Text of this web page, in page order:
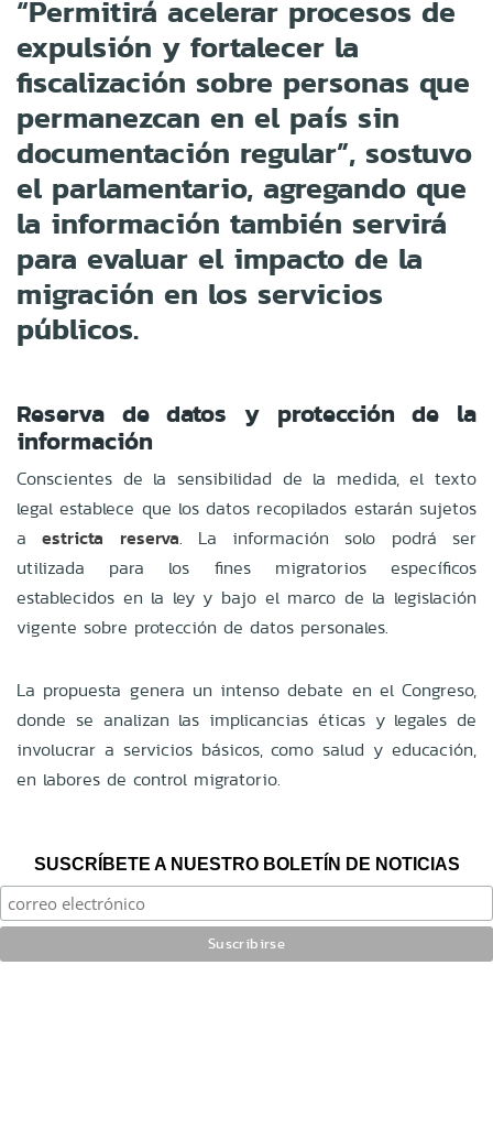
“Permitirá acelerar procesos de
expulsión y fortalecer la
fiscalización sobre personas que
permanezcan en el país sin
documentación regular”, sostuvo
el parlamentario, agregando que
la información también servirá
para evaluar el impacto de la
migración en los servicios
públicos.
Reserva de datos y protección de la
información
Conscientes de la sensibilidad de la medida, el texto
legal establece que los datos recopilados estarán sujetos
aestricta reserva. La información solo podrá ser
utilizada para los fines migratorios específicos
establecidos en la ley y bajo el marco de la legislación
vigente sobre protección de datos personales.
La propuesta genera un intenso debate en el Congreso,
donde se analizan las implicancias éticas y legales de
involucrar a servicios básicos, como salud y educación,
en labores de control migratorio.
SUSCRÍBETE A NUESTRO BOLETÍN DE NOTICIAS